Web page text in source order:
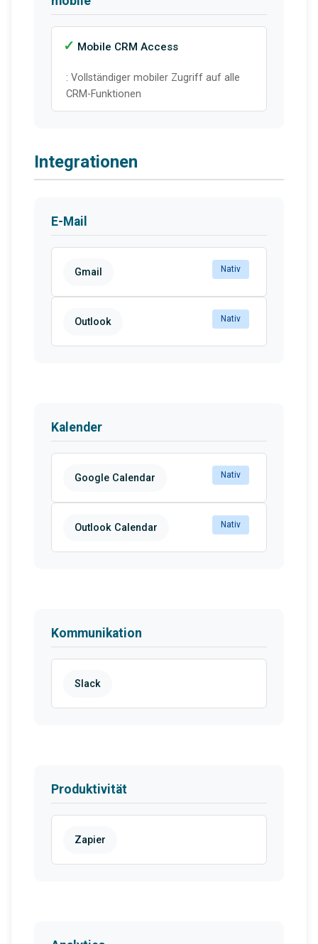
Mobile CRM Access
: Vollständiger mobiler Zugriff auf alle
CRM-Funktionen
Integrationen
E-Mail
Gmail Nativ
Outlook Nativ
Kalender
Google Calendar Nativ
Outlook Calendar Nativ
Kommunikation
Slack
Produktivität
Zapier